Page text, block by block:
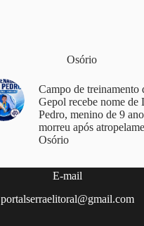
Osório
Campo de treinamento
Gepol recebe nome de
Pedro, menino de 9
morreu após
Osório
E-mail
portalserraelitoral@gmail.com